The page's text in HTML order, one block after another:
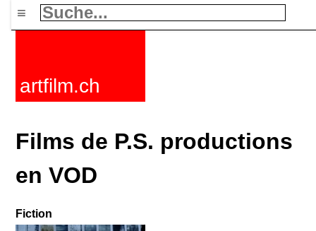
≡
artfilm.ch
Films de P.S. productions
en VOD
Fiction